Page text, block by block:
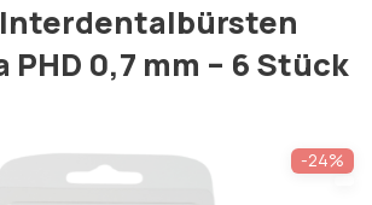
PHD 0,7 mm – 6 Stück
-24%